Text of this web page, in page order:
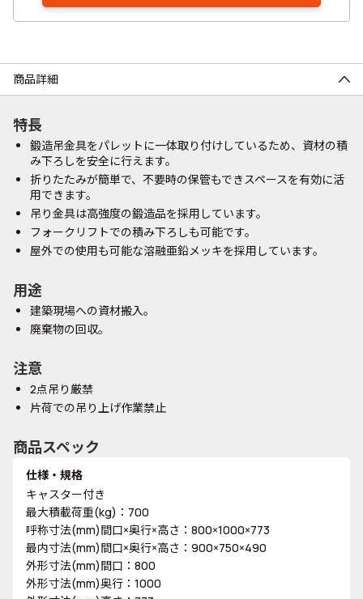
商品詳細
特長
鍛造吊金具をパレットに一体取り付けしているため、資材の積
み下ろしを安全に行えます。
折りたたみが簡単で、不要時の保管もできスペースを有効に活
用できます。
吊り金具は高強度の鍛造品を採用しています。
フォークリフトでの積み下ろしも可能です。
屋外での使用も可能な溶融亜鉛メッキを採用しています。
用途
建築現場への資材搬入。
廃棄物の回収。
注意
2点吊り厳禁
片荷での吊り上げ作業禁止
商品スペック
仕様・規格
キャスター付き
最大積載荷重(kg)：700
呼称寸法(mm)間口×奥行×高さ：800×1000×773
最内寸法(mm)間口×奥行×高さ：900×750×490
外形寸法(mm)間口：800
外形寸法(mm)奥行：1000